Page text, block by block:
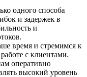
одного способа
и задержек в
и
время и стремимся к
с клиентами.
оперативно
высокий уровень